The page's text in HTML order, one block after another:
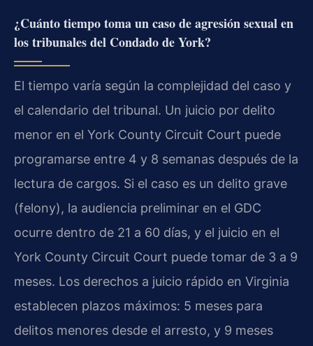
¿Cuánto tiempo toma un caso de agresión sexual en
los tribunales del Condado de York?
El tiempo varía según la complejidad del caso y
el calendario del tribunal. Un juicio por delito
menor en el York County Circuit Court puede
programarse entre 4 y 8 semanas después de la
lectura de cargos. Si el caso es un delito grave
(felony), la audiencia preliminar en el GDC
ocurre dentro de 21 a 60 días, y el juicio en el
York County Circuit Court puede tomar de 3 a 9
meses. Los derechos a juicio rápido en Virginia
establecen plazos máximos: 5 meses para
delitos menores desde el arresto, y 9 meses